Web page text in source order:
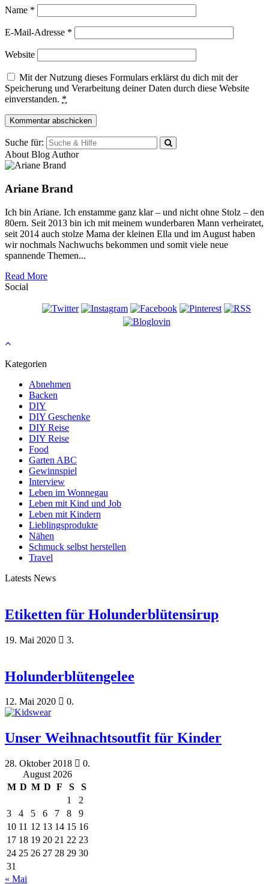
Name *
E-Mail-Adresse *
Website
Mit der Nutzung dieses Formulars erklärst du dich mit der
Speicherung und Verarbeitung deiner Daten durch diese Website
einverstanden. *
Suche für:
About Blog Author
Ariane Brand
Ich bin Ariane. Ich enstamme ganz klar – und nicht ohne Stolz – den
80ern. Seit 2013 bin ich mit meinem wunderbaren Mann verheiratet,
seit 2014 auch stolze Mama der kleinen Ella und im August haben
wir nochmals Nachwuchs bekommen und somit viele neue
spannende Themen...
Read More
Social
Kategorien
Abnehmen
Backen
DIY
DIY Geschenke
DIY Reise
DIY Reise
Food
Garten ABC
Gewinnspiel
Interview
Leben im Wonnegau
Leben mit Kind und Job
Leben mit Kindern
Lieblingsprodukte
Nähen
Schmuck selbst herstellen
Travel
Latests News
Etiketten für Holunderblütensirup
19. Mai 2020 3.
Holunderblütengelee
12. Mai 2020 0.
Unser Weihnachtsoutfit für Kinder
28. Oktober 2018
0.
August 2026
M D M D F S
S
1
2
3
4 5 6 7 8
9
10 11 12 13 14 15 16
17 18 19 20 21 22 23
24 25 26 27 28 29 30
31
« Mai